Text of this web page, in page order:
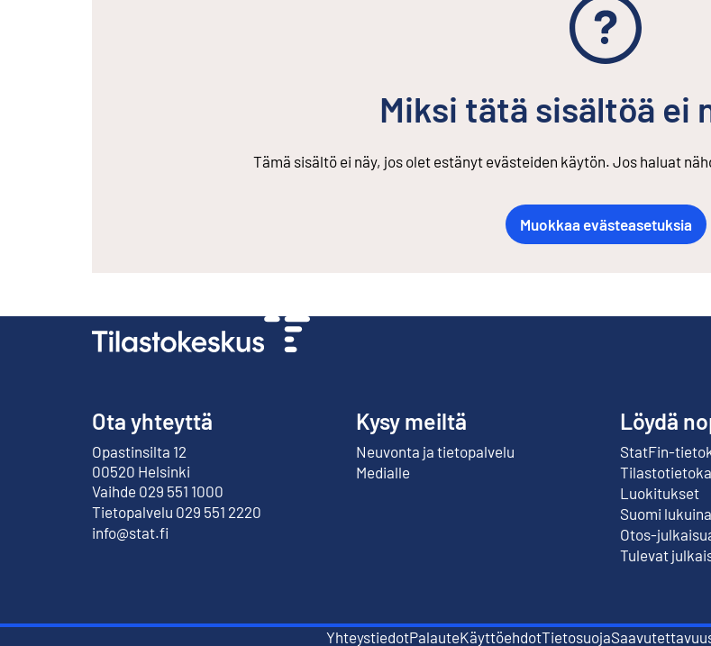
Miksi tätä sisältöä ei
Tämä sisältö ei näy, jos olet estänyt evästeiden käytön. Jos haluat
Muokkaa evästeasetuksia
Ota yhteyttä
Opastinsilta 12
00520 Helsinki
Ulkoinen linkki
Vaihde 029 551 1000
Tietopalvelu 029 551 2220
info@stat.fi
Kysy meiltä
Neuvonta ja tietopalvelu
Medialle
Löydä
StatFin-
Ulkoinen
Luokitukset
Suomi lukuina
Otos-
Ulkoinen
Tulevat
YhteystiedotPalauteKäyttöehdotTietosuoja